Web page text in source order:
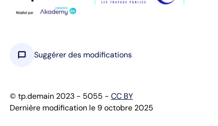
chat_bubble Suggérer des modifications
© tp.demain 2023 - 5055 - CC BY
Dernière modification le 9 octobre 2025